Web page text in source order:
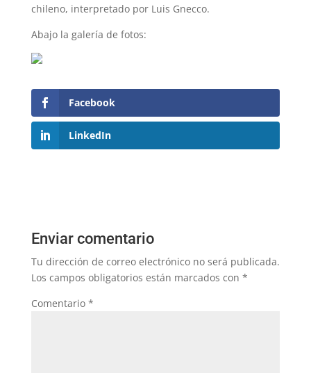
chileno, interpretado por Luis Gnecco.
Abajo la galería de fotos:
Facebook
LinkedIn
Enviar comentario
Tu dirección de correo electrónico no será publicada.
Los campos obligatorios están marcados con *
Comentario *